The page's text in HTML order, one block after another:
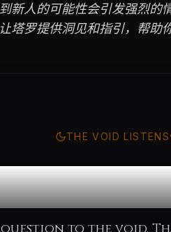
新人的可能性会引发强烈的
塔罗提供洞见和指引，帮助
THE VOID LISTENS